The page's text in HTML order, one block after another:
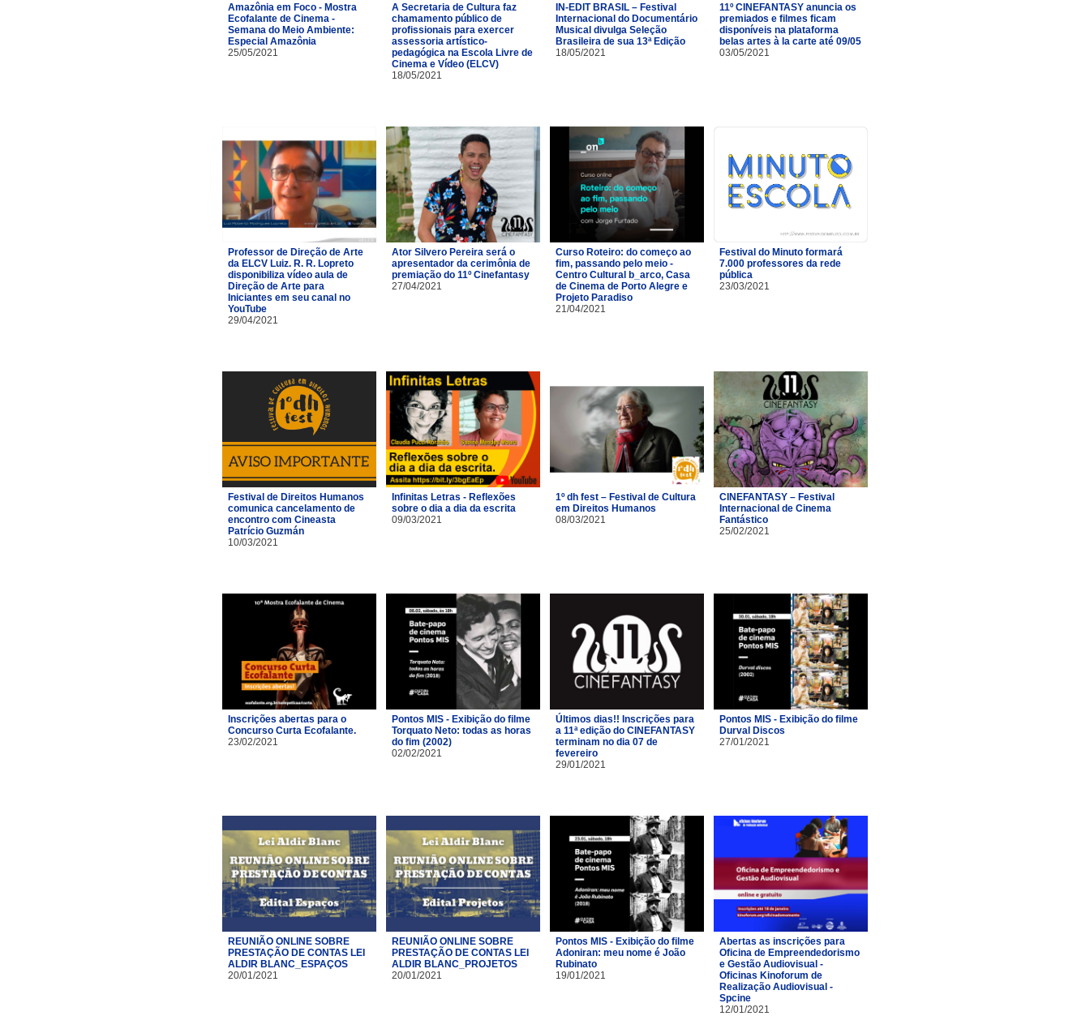
Amazônia em Foco - Mostra
Ecofalante de Cinema -
Semana do Meio Ambiente:
Especial Amazônia
25/05/2021
A Secretaria de Cultura faz
chamamento público de
profissionais para exercer
assessoria artístico-
pedagógica na Escola Livre de
Cinema e Vídeo (ELCV)
18/05/2021
IN-EDIT BRASIL – Festival
Internacional do Documentário
Musical divulga Seleção
Brasileira de sua 13ª Edição
18/05/2021
11º CINEFANTASY anuncia os
premiados e filmes ficam
disponíveis na plataforma
belas artes à la carte até 09/05
03/05/2021
Professor de Direção de Arte
da ELCV Luiz. R. R. Lopreto
disponibiliza vídeo aula de
Direção de Arte para
Iniciantes em seu canal no
YouTube
29/04/2021
Ator Silvero Pereira será o
apresentador da cerimônia de
premiação do 11º Cinefantasy
27/04/2021
Curso Roteiro: do começo ao
fim, passando pelo meio -
Centro Cultural b_arco, Casa
de Cinema de Porto Alegre e
Projeto Paradiso
21/04/2021
Festival do Minuto formará
7.000 professores da rede
pública
23/03/2021
Festival de Direitos Humanos
comunica cancelamento de
encontro com Cineasta
Patrício Guzmán
10/03/2021
Infinitas Letras - Reflexões
sobre o dia a dia da escrita
09/03/2021
1º dh fest – Festival de Cultura
em Direitos Humanos
08/03/2021
CINEFANTASY – Festival
Internacional de Cinema
Fantástico
25/02/2021
Inscrições abertas para o
Concurso Curta Ecofalante.
23/02/2021
Pontos MIS - Exibição do filme
Torquato Neto: todas as horas
do fim (2002)
02/02/2021
Últimos dias!! Inscrições para
a 11ª edição do CINEFANTASY
terminam no dia 07 de
fevereiro
29/01/2021
Pontos MIS - Exibição do filme
Durval Discos
27/01/2021
REUNIÃO ONLINE SOBRE
PRESTAÇÃO DE CONTAS LEI
ALDIR BLANC_ESPAÇOS
20/01/2021
REUNIÃO ONLINE SOBRE
PRESTAÇÃO DE CONTAS LEI
ALDIR BLANC_PROJETOS
20/01/2021
Pontos MIS - Exibição do filme
Adoniran: meu nome é João
Rubinato
19/01/2021
Abertas as inscrições para
Oficina de Empreendedorismo
e Gestão Audiovisual -
Oficinas Kinoforum de
Realização Audiovisual -
Spcine
12/01/2021